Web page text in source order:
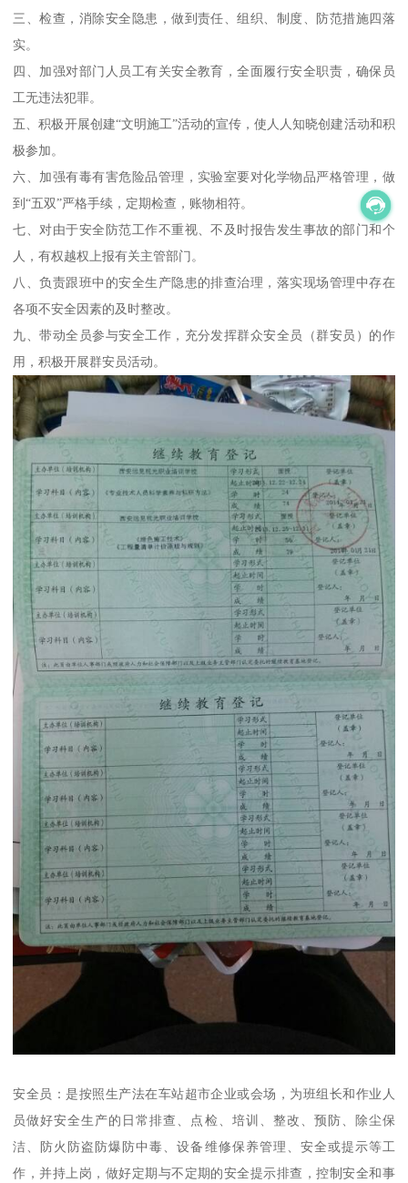
三、检查，消除安全隐患，做到责任、组织、制度、防范措施四落
实。
四、加强对部门人员工有关安全教育，全面履行安全职责，确保员
工无违法犯罪。
五、积极开展创建“文明施工”活动的宣传，使人人知晓创建活动和积
极参加。
六、加强有毒有害危险品管理，实验室要对化学物品严格管理，做
到“五双”严格手续，定期检查，账物相符。
七、对由于安全防范工作不重视、不及时报告发生事故的部门和个
人，有权越权上报有关主管部门。
八、负责跟班中的安全生产隐患的排查治理，落实现场管理中存在
各项不安全因素的及时整改。
九、带动全员参与安全工作，充分发挥群众安全员（群安员）的作
用，积极开展群安员活动。
安全员：是按照生产法在车站超市企业或会场，为班组长和作业人
员做好安全生产的日常排查、点检、培训、整改、预防、除尘保
洁、防火防盗防爆防中毒、设备维修保养管理、安全或提示等工
作，并持上岗，做好定期与不定期的安全提示排查，控制安全和事